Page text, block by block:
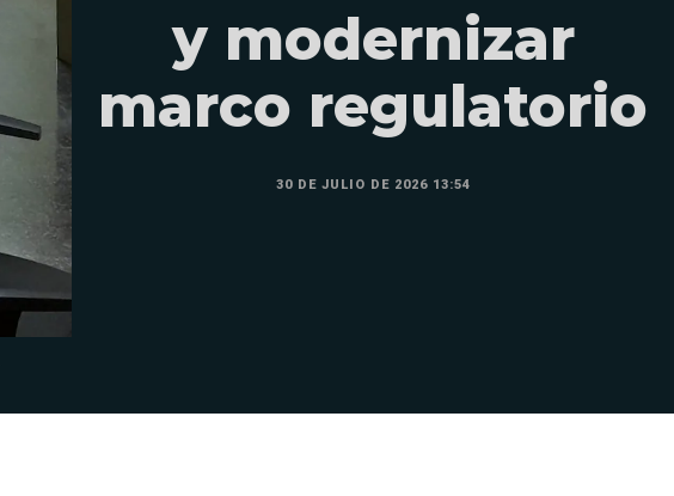
y modernizar
marco regulatorio
30 DE JULIO DE 2026 13:54